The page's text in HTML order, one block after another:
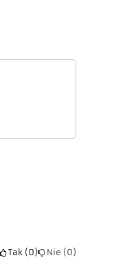
Tak 0 Nie 0